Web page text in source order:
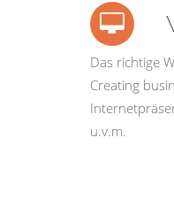
Das richtige
Creating
u.v.m.